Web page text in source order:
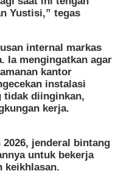
Yustisi,” tegas
internal markas
Ia mengingatkan agar
kantor
instalasi
tidak diinginkan,
kerja.
jenderal bintang
untuk bekerja
keikhlasan.